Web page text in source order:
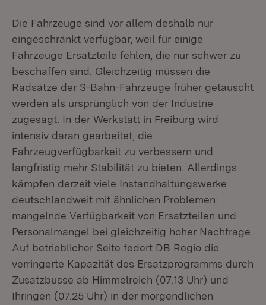
Die Fahrzeuge sind vor allem deshalb nur
eingeschränkt verfügbar, weil für einige
Fahrzeuge Ersatzteile fehlen, die nur schwer zu
beschaffen sind. Gleichzeitig müssen die
Radsätze der S-Bahn-Fahrzeuge früher getauscht
werden als ursprünglich von der Industrie
zugesagt. In der Werkstatt in Freiburg wird
intensiv daran gearbeitet, die
Fahrzeugverfügbarkeit zu verbessern und
langfristig mehr Stabilität zu bieten. Allerdings
kämpfen derzeit viele Instandhaltungswerke
deutschlandweit mit ähnlichen Problemen:
mangelnde Verfügbarkeit von Ersatzteilen und
Personalmangel bei gleichzeitig hoher Nachfrage.
Auf betrieblicher Seite federt DB Regio die
verringerte Kapazität des Ersatzprogramms durch
Zusatzbusse ab Himmelreich (07.13 Uhr) und
Ihringen (07.25 Uhr) in der morgendlichen